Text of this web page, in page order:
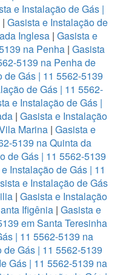
e Instalação de Gás |
| Gasista e Instalação de
Inglesa | Gasista e
na Penha | Gasista
5139 na Penha de
de Gás | 11 5562-5139
de Gás | 11 5562-
e Instalação de Gás |
| Gasista e Instalação
Marina | Gasista e
5139 na Quinta da
de Gás | 11 5562-5139
Instalação de Gás | 11
e Instalação de Gás
| Gasista e Instalação
Ifigênia | Gasista e
em Santa Teresinha
| 11 5562-5139 na
Gás | 11 5562-5139
Gás | 11 5562-5139 na